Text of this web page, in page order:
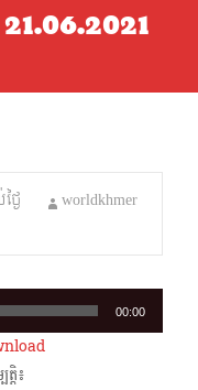
ងៃ
worldkhmer
00:00
តិ៖